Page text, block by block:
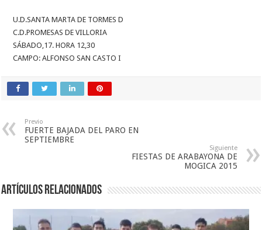
U.D.SANTA MARTA DE TORMES D
C.D.PROMESAS DE VILLORIA
SÁBADO,17. HORA 12,30
CAMPO: ALFONSO SAN CASTO I
Previo
FUERTE BAJADA DEL PARO EN
SEPTIEMBRE
Siguiente
FIESTAS DE ARABAYONA DE
MOGICA 2015
Artículos relacionados